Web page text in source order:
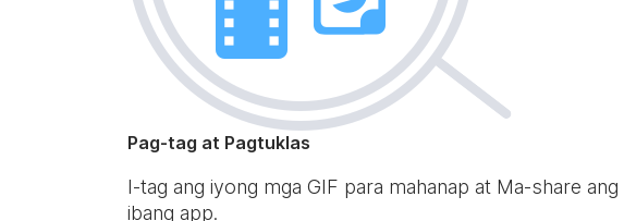
Pag-tag at Pagtuklas
I-tag ang iyong mga GIF para mahanap at Ma-share
ibang app.